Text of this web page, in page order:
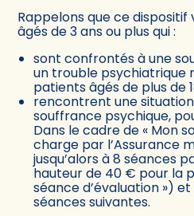
Rappelons que ce
âgés de 3 ans ou plus qui :
sont confrontés à une
un trouble psychiatrique
patients âgés de plus de
rencontrent une
souffrance psychique,
Dans le cadre de « Mon
charge par l’Assurance
jusqu’alors à 8 séances
hauteur de 40 € pour la
séance d’évaluation »)
séances suivantes.